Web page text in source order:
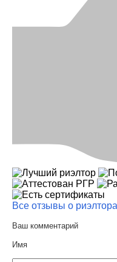
Все отзывы о
Ваш комментарий
Имя